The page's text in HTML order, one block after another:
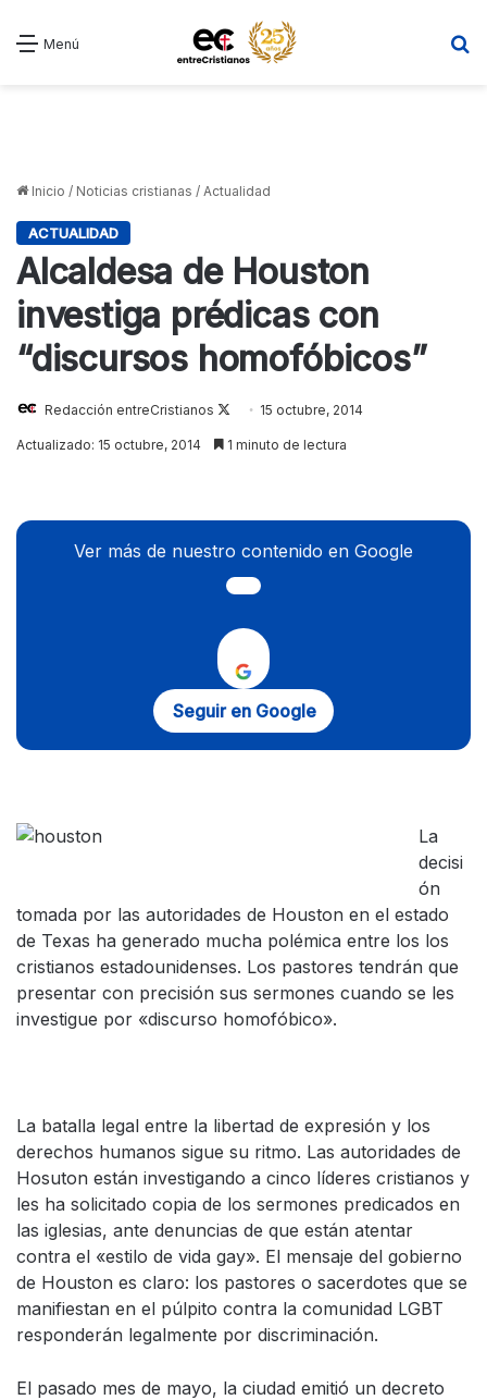
Menú
Inicio / Noticias cristianas / Actualidad
ACTUALIDAD
Alcaldesa de Houston
investiga prédicas con
“discursos homofóbicos”
Redacción entreCristianos
Follow
on
15 octubre, 2014
Actualizado: 15 octubre, 2014 1 minuto de lectura
Ver más de nuestro contenido en Google
Seguir en Google
La
decisi
ón
tomada por las autoridades de Houston en el estado
de Texas ha generado mucha polémica entre los los
cristianos estadounidenses. Los pastores tendrán que
presentar con precisión sus sermones cuando se les
investigue por «discurso homofóbico».
La batalla legal entre la libertad de expresión y los
derechos humanos sigue su ritmo. Las autoridades de
Hosuton están investigando a cinco líderes cristianos y
les ha solicitado copia de los sermones predicados en
las iglesias, ante denuncias de que están atentar
contra el «estilo de vida gay». El mensaje del gobierno
de Houston es claro: los pastores o sacerdotes que se
manifiestan en el púlpito contra la comunidad LGBT
responderán legalmente por discriminación.
El pasado mes de mayo, la ciudad emitió un decreto